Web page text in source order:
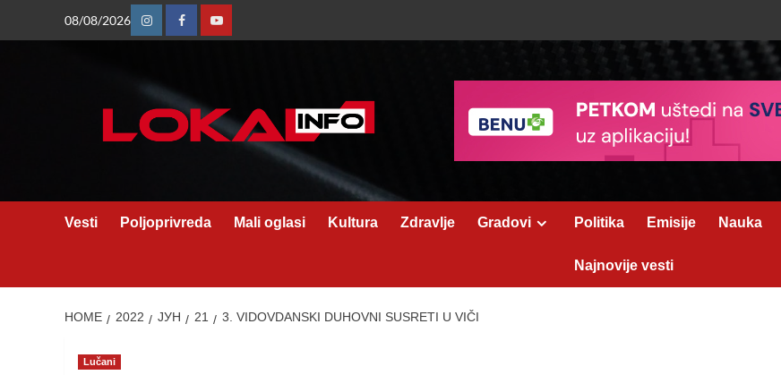
08/08/2026
InstagramFacebookYoutube
Vesti Poljoprivreda Mali oglasi Kultura Zdravlje Gradovi Politika Emisije Nauka
Najnovije vesti
HOME 2022 ЈУН 21 3. VIDOVDANSKI DUHOVNI SUSRETI U VIČI
Lučani